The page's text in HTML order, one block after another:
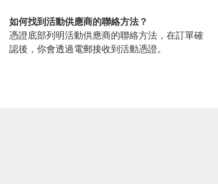
如何找到活動供應商的聯絡方法？
憑證底部列明活動供應商的聯絡方法，在訂單確
認後，你會透過電郵接收到活動憑證。